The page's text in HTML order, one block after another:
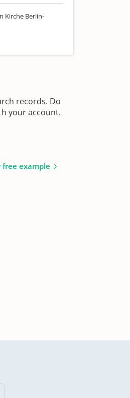
Kirche Berlin-
records. Do
your account.
free example